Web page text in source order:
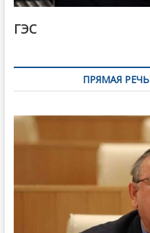
ГЭС
ПРЯМАЯ РЕЧЬ